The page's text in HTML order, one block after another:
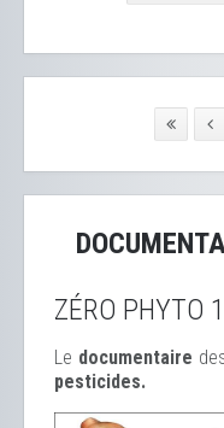
ZÉRO PHYTO
Le documentaire
pesticides.